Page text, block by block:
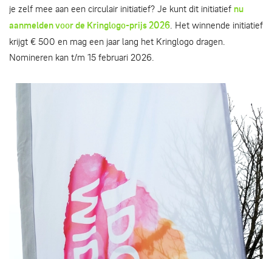
je zelf mee aan een circulair initiatief? Je kunt dit initiatief nu
aanmelden voor de Kringlogo-prijs 2026. Het winnende initiatief
krijgt € 500 en mag een jaar lang het Kringlogo dragen.
Nomineren kan t/m 15 februari 2026.